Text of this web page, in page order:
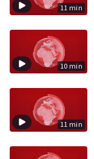
11 min
10 min
11 min